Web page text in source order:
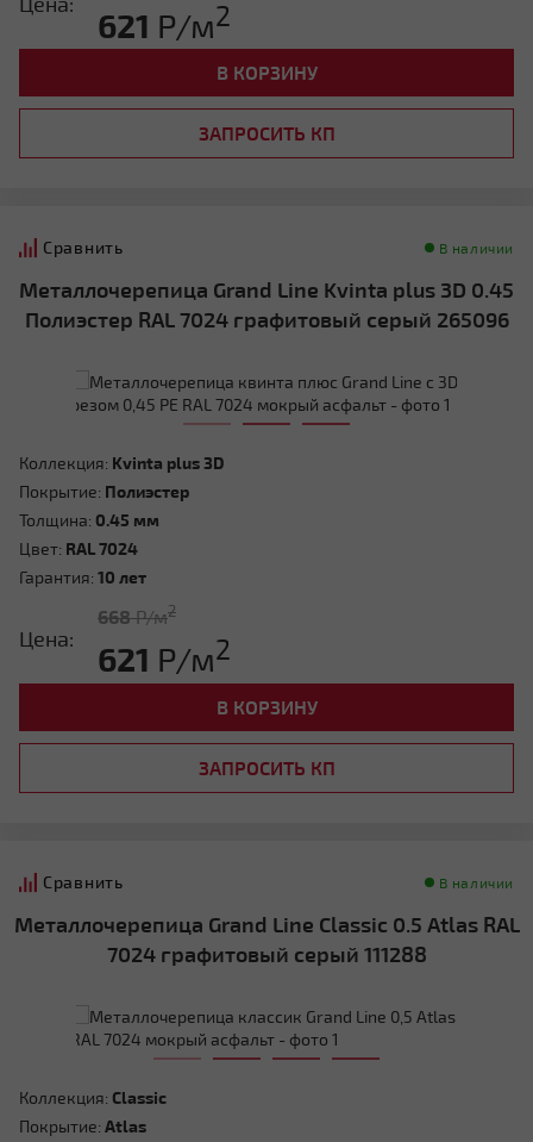
621 Р/м2
В КОРЗИНУ
ЗАПРОСИТЬ КП
Сравнить В наличии
Металлочерепица Grand Line Kvinta plus 3D 0.45
Полиэстер RAL 7024 графитовый серый 265096
Коллекция: Kvinta plus 3D
Покрытие: Полиэстер
Толщина: 0.45 мм
Цвет: RAL 7024
Гарантия: 10 лет
Цена:
668Р/м2
621 Р/м2
В КОРЗИНУ
ЗАПРОСИТЬ КП
Сравнить В наличии
Металлочерепица Grand Line Classic 0.5 Atlas RAL
7024 графитовый серый 111288
Коллекция: Classic
Покрытие: Atlas